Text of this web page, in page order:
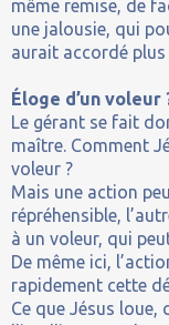
même remise, de
une jalousie, qui
aurait accordé plus
Éloge d’un voleur
Le gérant se fait
maître. Comment
voleur ?
Mais une action
répréhensible,
à un voleur, qui
De même ici,
rapidement cette
Ce que Jésus loue,